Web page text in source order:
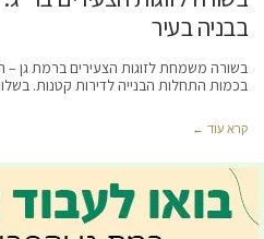
בבניה בעיר
בשורה משמחת לזוגות הצעירים ברמת גן –
בכמות התחלות הבנייה לדירות קטנות.
קרא עוד ←